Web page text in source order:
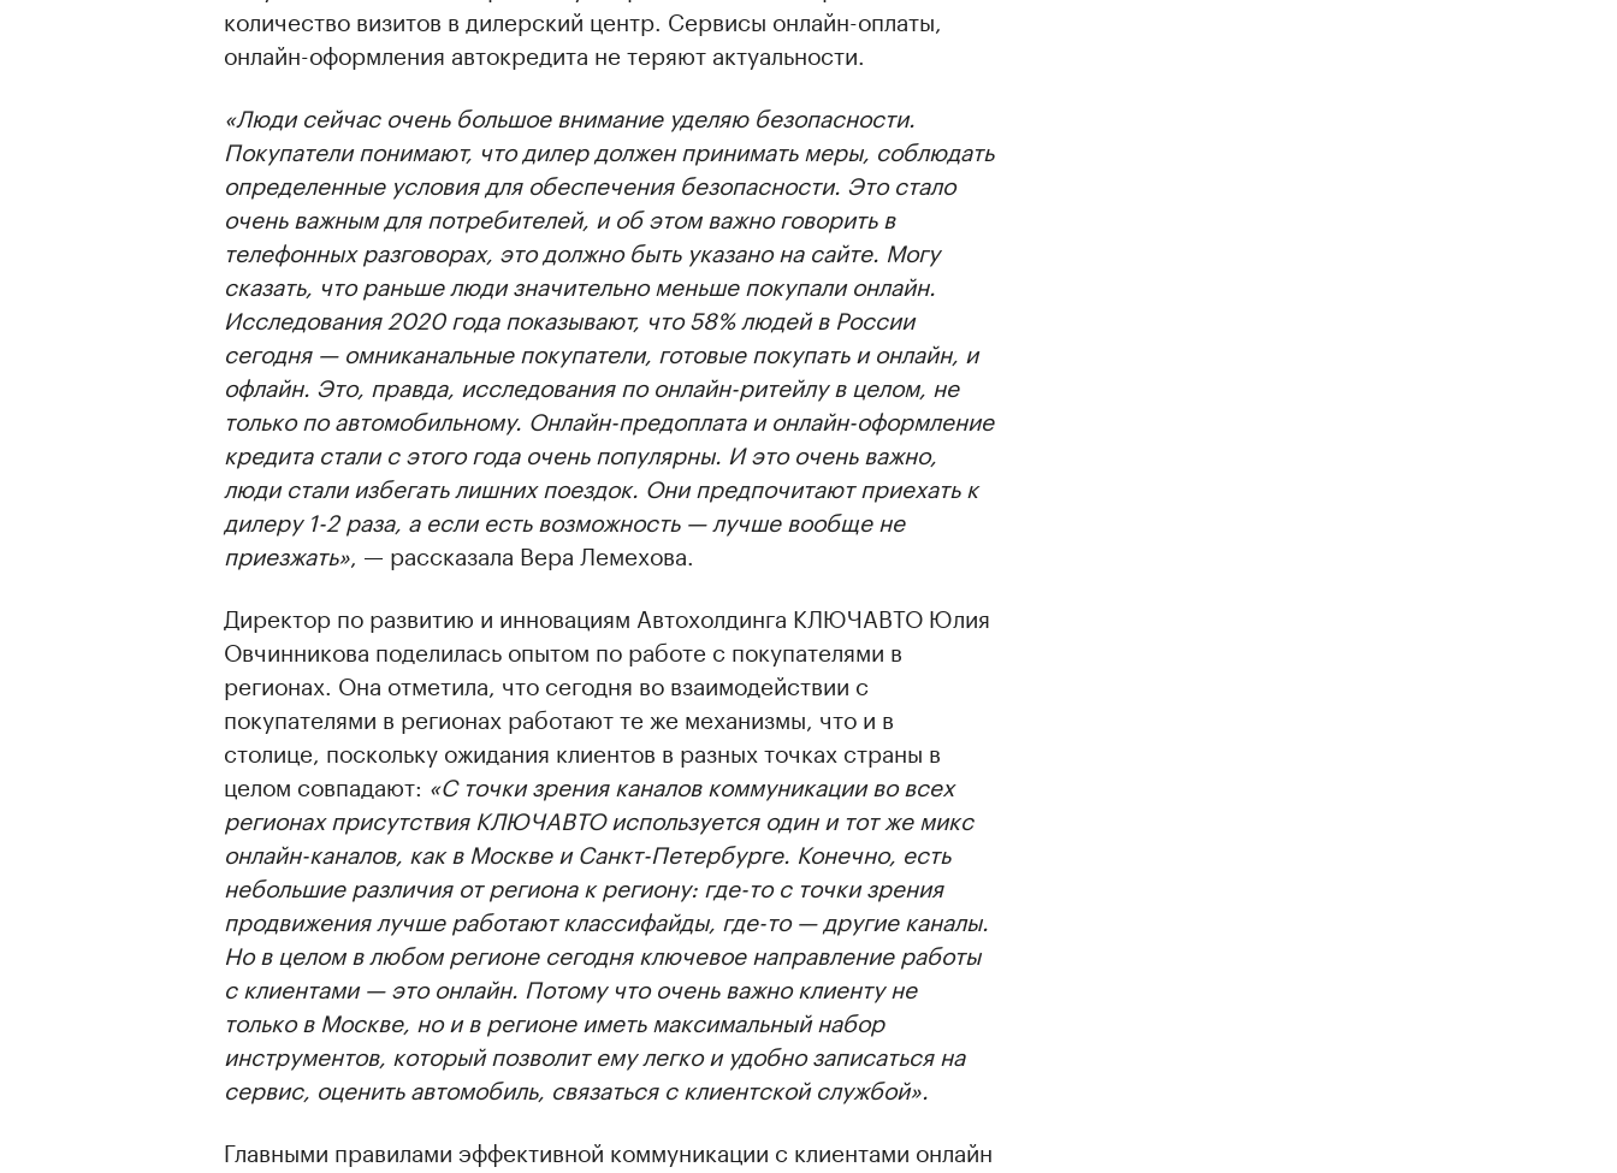
количество визитов в дилерский центр. Сервисы онлайн-оплаты,
онлайн-оформления автокредита не теряют актуальности.
«Люди сейчас очень большое внимание уделяю безопасности.
Покупатели понимают, что дилер должен принимать меры, соблюдать
определенные условия для обеспечения безопасности. Это стало
очень важным для потребителей, и об этом важно говорить в
телефонных разговорах, это должно быть указано на сайте. Могу
сказать, что раньше люди значительно меньше покупали онлайн.
Исследования 2020 года показывают, что 58% людей в России
сегодня — омниканальные покупатели, готовые покупать и онлайн, и
офлайн. Это, правда, исследования по онлайн-ритейлу в целом, не
только по автомобильному. Онлайн-предоплата и онлайн-оформление
кредита стали с этого года очень популярны. И это очень важно,
люди стали избегать лишних поездок. Они предпочитают приехать к
дилеру 1-2 раза, а если есть возможность — лучше вообще не
приезжать», — рассказала Вера Лемехова.
Директор по развитию и инновациям Автохолдинга КЛЮЧАВТО Юлия
Овчинникова поделилась опытом по работе с покупателями в
регионах. Она отметила, что сегодня во взаимодействии с
покупателями в регионах работают те же механизмы, что и в
столице, поскольку ожидания клиентов в разных точках страны в
целом совпадают: «С точки зрения каналов коммуникации во всех
регионах присутствия КЛЮЧАВТО используется один и тот же микс
онлайн-каналов, как в Москве и Санкт-Петербурге. Конечно, есть
небольшие различия от региона к региону: где-то с точки зрения
продвижения лучше работают классифайды, где-то — другие каналы.
Но в целом в любом регионе сегодня ключевое направление работы
с клиентами — это онлайн. Потому что очень важно клиенту не
только в Москве, но и в регионе иметь максимальный набор
инструментов, который позволит ему легко и удобно записаться на
сервис, оценить автомобиль, связаться с клиентской службой».
Главными правилами эффективной коммуникации с клиентами онлайн